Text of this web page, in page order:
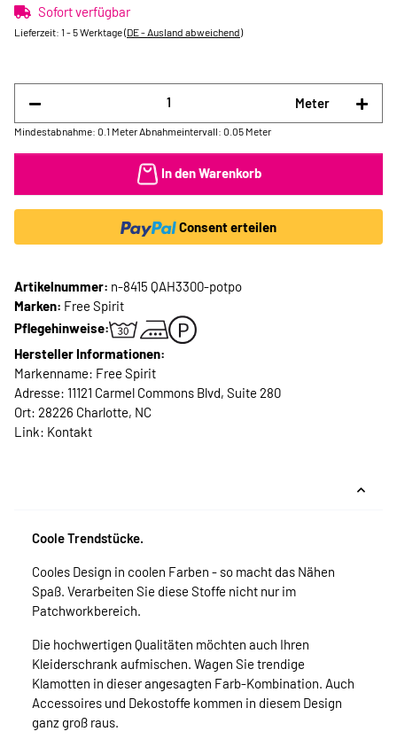
Sofort verfügbar
Lieferzeit: 1 - 5 Werktage(DE - Ausland abweichend)
Meter
Mindestabnahme: 0.1 Meter Abnahmeintervall: 0.05 Meter
In den Warenkorb
Consent erteilen
Artikelnummer: n-8415 QAH3300-potpo
Marken: Free Spirit
Pflegehinweise:
Hersteller Informationen:
Markenname: Free Spirit
Adresse: 11121 Carmel Commons Blvd, Suite 280
Ort: 28226 Charlotte, NC
Link: Kontakt
Coole Trendstücke.
Cooles Design in coolen Farben - so macht das Nähen
Spaß. Verarbeiten Sie diese Stoffe nicht nur im
Patchworkbereich.
Die hochwertigen Qualitäten möchten auch Ihren
Kleiderschrank aufmischen. Wagen Sie trendige
Klamotten in dieser angesagten Farb-Kombination. Auch
Accessoires und Dekostoffe kommen in diesem Design
ganz groß raus.